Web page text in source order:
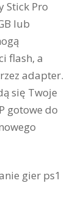
Stick Pro
lub
flash, a
adapter.
się Twoje
gotowe do